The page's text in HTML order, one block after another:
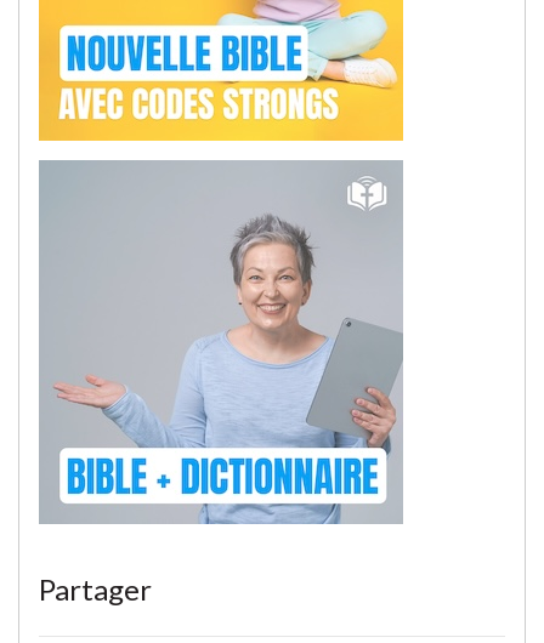
Partager